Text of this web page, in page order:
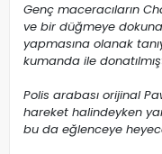
Genç maceracıların
ve bir düğmeye
yapmasına olanak
kumanda ile
Polis arabası orijinal
hareket halindeyken
bu da eğlenceye